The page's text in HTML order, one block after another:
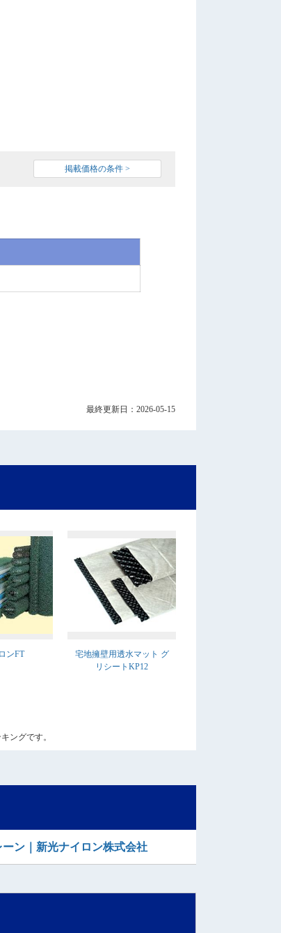
掲載価格の条件 >
最終更新日：2026-05-15
ンFT
宅地擁壁用透水マット グ
リシートKP12
ングです。
ン｜新光ナイロン株式会社